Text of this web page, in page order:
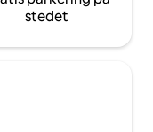
stedet